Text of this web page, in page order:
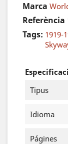
Marca
Referència
Tags: 1919-
Tipus
Idioma
Págines